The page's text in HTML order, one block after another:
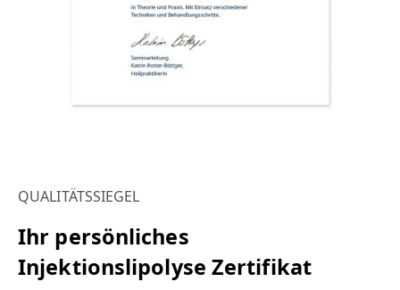
QUALITÄTSSIEGEL
Ihr persönliches
Injektionslipolyse Zertifikat